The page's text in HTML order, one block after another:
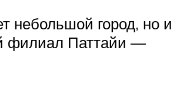
небольшой город, но и
филиал Паттайи —